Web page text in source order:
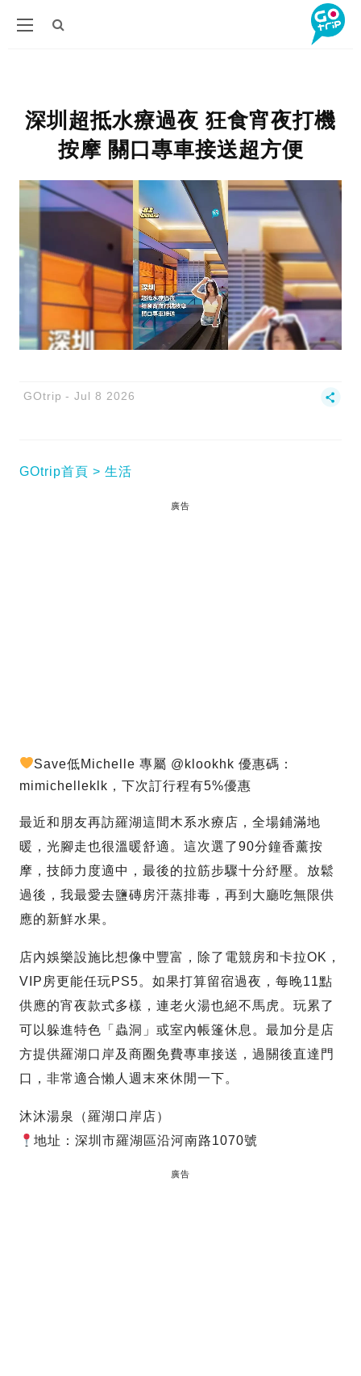
深圳超抵水療過夜 狂食宵夜打機
按摩 關口專車接送超方便
GOtrip Jul 8 2026
GOtrip首頁 生活
廣告
Save低Michelle 專屬 @klookhk 優惠碼：
mimichelleklk，下次訂行程有5%優惠
最近和朋友再訪羅湖這間木系水療店，全場鋪滿地
暖，光腳走也很溫暖舒適。這次選了90分鐘香薰按
摩，技師力度適中，最後的拉筋步驟十分紓壓。放鬆
過後，我最愛去鹽磚房汗蒸排毒，再到大廳吃無限供
應的新鮮水果。
店內娛樂設施比想像中豐富，除了電競房和卡拉OK，
VIP房更能任玩PS5。如果打算留宿過夜，每晚11點
供應的宵夜款式多樣，連老火湯也絕不馬虎。玩累了
可以躲進特色「蟲洞」或室內帳篷休息。最加分是店
方提供羅湖口岸及商圈免費專車接送，過關後直達門
口，非常適合懶人週末來休閒一下。
沐沐湯泉（羅湖口岸店）
地址：深圳市羅湖區沿河南路1070號
廣告